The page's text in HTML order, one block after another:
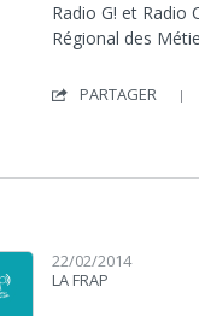
Radio G! et Radio
Régional des
PARTAGER
22/02/2014
LA FRAP